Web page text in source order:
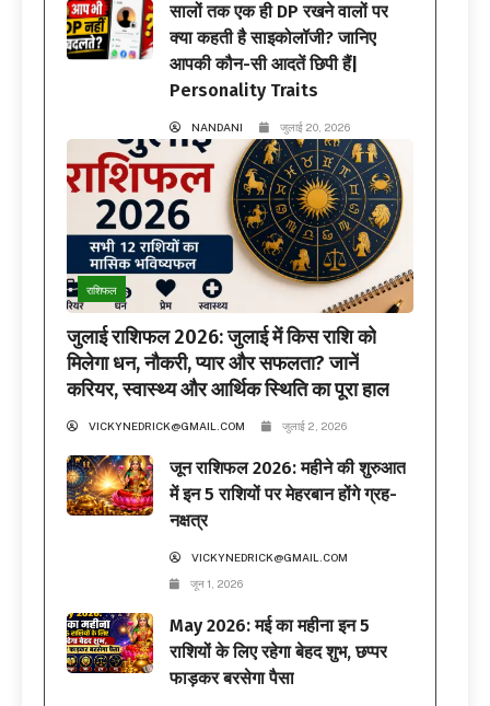
सालों तक एक ही DP रखने वालों पर
क्या कहती है साइकोलॉजी? जानिए
आपकी कौन-सी आदतें छिपी हैं|
Personality Traits
NANDANI जुलाई 20, 2026
राशिफल
जुलाई राशिफल 2026: जुलाई में किस राशि को
मिलेगा धन, नौकरी, प्यार और सफलता? जानें
करियर, स्वास्थ्य और आर्थिक स्थिति का पूरा हाल
VICKYNEDRICK@GMAIL.COM जुलाई 2, 2026
जून राशिफल 2026: महीने की शुरुआत
में इन 5 राशियों पर मेहरबान होंगे ग्रह-
नक्षत्र
VICKYNEDRICK@GMAIL.COM
जून 1, 2026
May 2026: मई का महीना इन 5
राशियों के लिए रहेगा बेहद शुभ, छप्पर
फाड़कर बरसेगा पैसा